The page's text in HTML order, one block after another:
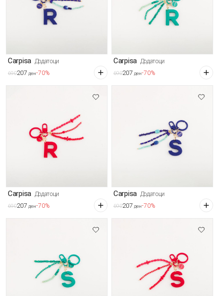
Carpisa Додатоци
690207 ден-70%
Carpisa Додатоци
690207 ден-70%
Carpisa Додатоци
690207 ден-70%
Carpisa Додатоци
690207 ден-70%